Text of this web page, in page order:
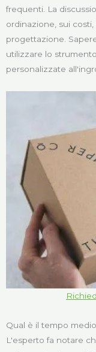
frequenti. La
ordinazione, sui
progettazione.
utilizzare lo
personalizzate
Qual è il tempo
L'esperto fa notare